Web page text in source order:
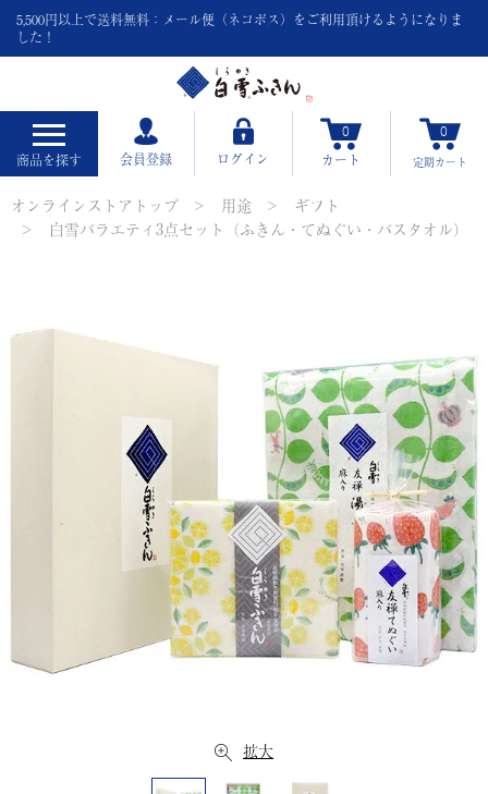
5,500円以上で送料無料：メール便（ネコポス）をご利用頂けるようになりま
した！
商品を探す 会員登録 ログイン
0
カート
0
定期カート
オンラインストアトップ 用途
ギフト
白雪バラエティ3点セット（ふきん・てぬぐい・バスタオル）
拡大